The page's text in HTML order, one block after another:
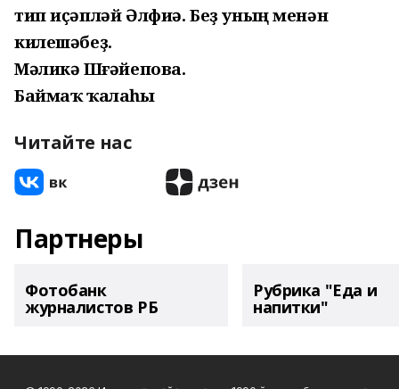
тип иҫәпләй Әлфиә. Беҙ уның менән
килешәбеҙ.
Мәликә Шөғәйепова.
Баймаҡ ҡалаһы
Читайте нас
Партнеры
Фотобанк
журналистов РБ
Рубрика "Еда и
напитки"